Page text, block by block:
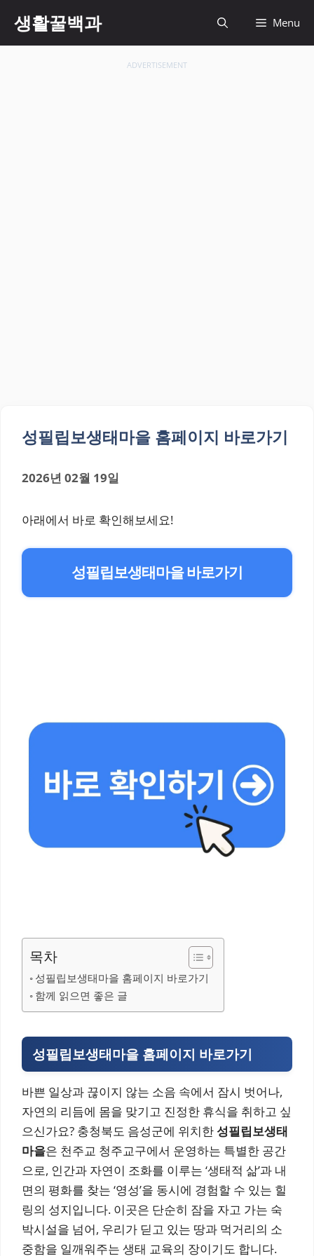
생활꿀백과 Menu
ADVERTISEMENT
성필립보생태마을 홈페이지 바로가기
2026년 02월 19일
아래에서 바로 확인해보세요!
성필립보생태마을 바로가기
목차
성필립보생태마을 홈페이지 바로가기
함께 읽으면 좋은 글
성필립보생태마을 홈페이지 바로가기
바쁜 일상과 끊이지 않는 소음 속에서 잠시 벗어나,
자연의 리듬에 몸을 맞기고 진정한 휴식을 취하고 싶
으신가요? 충청북도 음성군에 위치한성필립보생태
마을은 천주교 청주교구에서 운영하는 특별한 공간
으로, 인간과 자연이 조화를 이루는 ‘생태적 삶’과 내
면의 평화를 찾는 ‘영성’을 동시에 경험할 수 있는 힐
링의 성지입니다. 이곳은 단순히 잠을 자고 가는 숙
박시설을 넘어, 우리가 딛고 있는 땅과 먹거리의 소
중함을 일깨워주는 생태 교육의 장이기도 합니다.